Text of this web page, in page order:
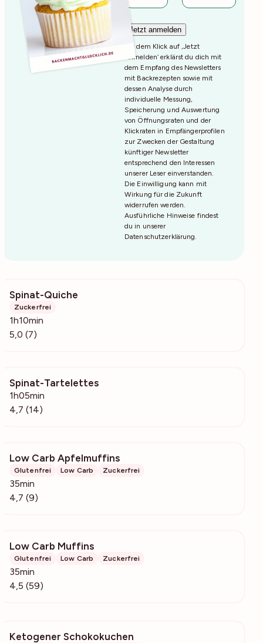
Mit dem Klick auf ‚Jetzt
Anmelden‘ erklärst du dich mit
dem Empfang des Newsletters
mit Backrezepten sowie mit
dessen Analyse durch
individuelle Messung,
Speicherung und Auswertung
von Öffnungsraten und der
Klickraten in Empfängerprofilen
zur Zwecken der Gestaltung
künftiger Newsletter
entsprechend den Interessen
unserer Leser einverstanden.
Die Einwilligung kann mit
Wirkung für die Zukunft
widerrufen werden.
Ausführliche Hinweise findest
du in unserer
Datenschutzerklärung
Spinat-Quiche
Zuckerfrei
1h10min
5,0 (7)
Spinat-Tartelettes
1h05min
4,7 (14)
Low Carb Apfelmuffins
Glutenfrei Low Carb Zuckerfrei
35min
4,7 (9)
Low Carb Muffins
Glutenfrei Low Carb Zuckerfrei
35min
4,5 (59)
Ketogener Schokokuchen